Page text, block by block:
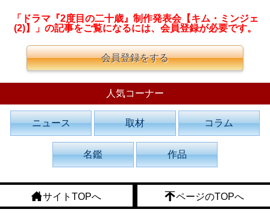
「ドラマ『2度目の二十歳』制作発表会【キム・ミンジェ
(2)】」の記事をご覧になるには、会員登録が必要です。
会員登録をする
人気コーナー
ニュース 取材 コラム
名鑑 作品
サイトTOPへ ページのTOPへ